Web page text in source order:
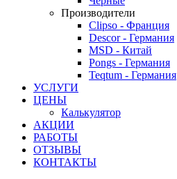
Производители
Clipso - Франция
Descor - Германия
MSD - Китай
Pongs - Германия
Teqtum - Германия
УСЛУГИ
ЦЕНЫ
Калькулятор
АКЦИИ
РАБОТЫ
ОТЗЫВЫ
КОНТАКТЫ